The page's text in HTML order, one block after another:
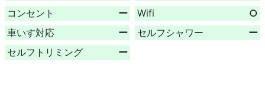
コンセント
ー Wifi
○
車いす対応
ー セルフシャワー
ー
セルフトリミング
ー